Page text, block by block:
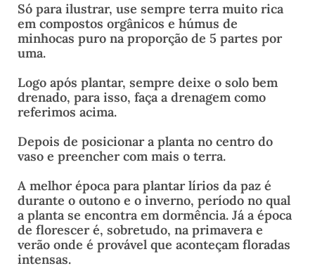
Só para ilustrar, use sempre terra muito rica
em compostos orgânicos e húmus de
minhocas puro na proporção de 5 partes por
uma.
Logo após plantar, sempre deixe o solo bem
drenado, para isso, faça a drenagem como
referimos acima.
Depois de posicionar a planta no centro do
vaso e preencher com mais o terra.
A melhor época para plantar lírios da paz é
durante o outono e o inverno, período no qual
a planta se encontra em dormência. Já a época
de florescer é, sobretudo, na primavera e
verão onde é provável que aconteçam floradas
intensas.